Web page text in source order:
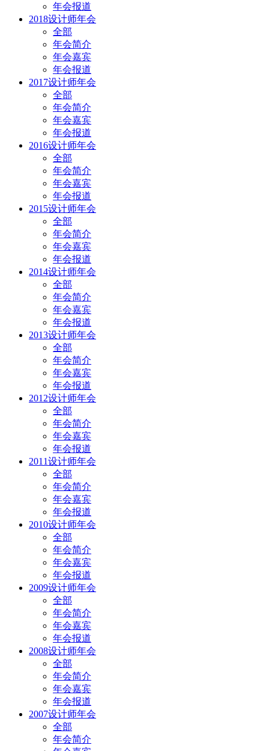
年会报道
2018设计师年会
全部
年会简介
年会嘉宾
年会报道
2017设计师年会
全部
年会简介
年会嘉宾
年会报道
2016设计师年会
全部
年会简介
年会嘉宾
年会报道
2015设计师年会
全部
年会简介
年会嘉宾
年会报道
2014设计师年会
全部
年会简介
年会嘉宾
年会报道
2013设计师年会
全部
年会简介
年会嘉宾
年会报道
2012设计师年会
全部
年会简介
年会嘉宾
年会报道
2011设计师年会
全部
年会简介
年会嘉宾
年会报道
2010设计师年会
全部
年会简介
年会嘉宾
年会报道
2009设计师年会
全部
年会简介
年会嘉宾
年会报道
2008设计师年会
全部
年会简介
年会嘉宾
年会报道
2007设计师年会
全部
年会简介